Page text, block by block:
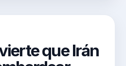
que Irán